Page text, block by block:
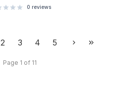
0 reviews
2 3 4 5
Page 1 of 11